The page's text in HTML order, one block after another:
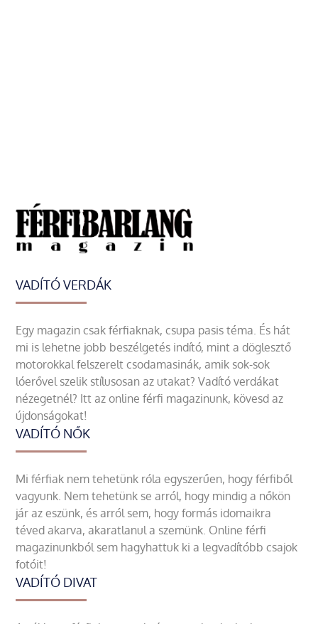
VADÍTÓ VERDÁK
Egy magazin csak férfiaknak, csupa pasis téma. És hát
mi is lehetne jobb beszélgetés indító, mint a döglesztő
motorokkal felszerelt csodamasinák, amik sok-sok
lóerővel szelik stílusosan az utakat? Vadító verdákat
nézegetnél? Itt az online férfi magazinunk, kövesd az
újdonságokat!
VADÍTÓ NŐK
Mi férfiak nem tehetünk róla egyszerűen, hogy férfiből
vagyunk. Nem tehetünk se arról, hogy mindig a nőkön
jár az eszünk, és arról sem, hogy formás idomaikra
téved akarva, akaratlanul a szemünk. Online férfi
magazinunkból sem hagyhattuk ki a legvadítóbb csajok
fotóit!
VADÍTÓ DIVAT